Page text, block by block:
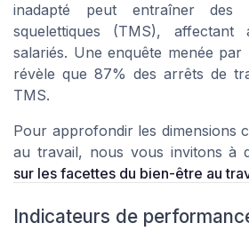
inadapté peut entraîner des
squelettiques (TMS),
salariés. Une enquête menée par
révèle que 87% des arrêts de
TMS.
Pour approfondir les dimensions
au travail, nous vous invitons à
sur les facettes du bien-être au
Indicateurs de